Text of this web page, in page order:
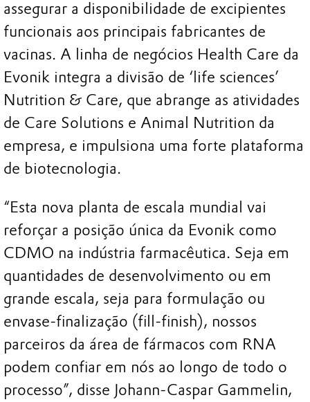
assegurar a disponibilidade de excipientes
funcionais aos principais fabricantes de
vacinas. A linha de negócios Health Care da
Evonik integra a divisão de ‘life sciences’
Nutrition & Care, que abrange as atividades
de Care Solutions e Animal Nutrition da
empresa, e impulsiona uma forte plataforma
de biotecnologia.
“Esta nova planta de escala mundial vai
reforçar a posição única da Evonik como
CDMO na indústria farmacêutica. Seja em
quantidades de desenvolvimento ou em
grande escala, seja para formulação ou
envase-finalização (fill-finish), nossos
parceiros da área de fármacos com RNA
podem confiar em nós ao longo de todo o
processo”, disse Johann-Caspar Gammelin,